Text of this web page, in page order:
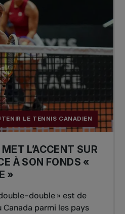
LE TENNIS CANADIEN
L’ACCENT SUR
À SON FONDS «
»
double » est de
parmi les pays